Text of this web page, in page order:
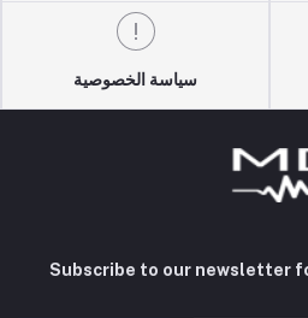
سياسة الخصوصية
Subscribe to our newsletter